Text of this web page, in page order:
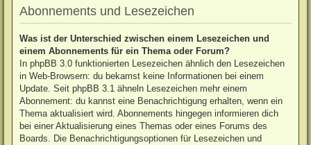
Abonnements und Lesezeichen
Was ist der Unterschied zwischen einem Lesezeichen und
einem Abonnements für ein Thema oder Forum?
In phpBB 3.0 funktionierten Lesezeichen ähnlich den Lesezeichen
in Web-Browsern: du bekamst keine Informationen bei einem
Update. Seit phpBB 3.1 ähneln Lesezeichen mehr einem
Abonnement: du kannst eine Benachrichtigung erhalten, wenn ein
Thema aktualisiert wird. Abonnements hingegen informieren dich
bei einer Aktualisierung eines Themas oder eines Forums des
Boards. Die Benachrichtigungsoptionen für Lesezeichen und